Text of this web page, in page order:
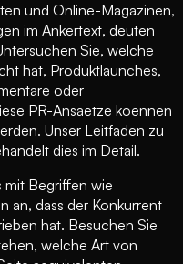
und Online-Magazinen,
im Ankertext, deuten
Sie, welche
hat, Produktlaunches,
oder
PR-Ansaetze koennen
Unser Leitfaden zu
dies im Detail.
mit Begriffen wie
an, dass der Konkurrent
hat. Besuchen Sie
welche Art von